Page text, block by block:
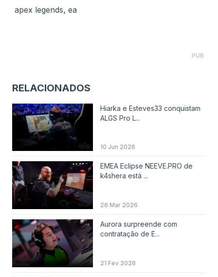
apex legends, ea
PUB
RELACIONADOS
Hiarka e Esteves33 conquistam
ALGS Pro L...
10 Jun 2026
EMEA Eclipse NEEVE.PRO de
k4shera está ...
26 Mar 2026
Aurora surpreende com
contratação de E...
21 Fev 2026